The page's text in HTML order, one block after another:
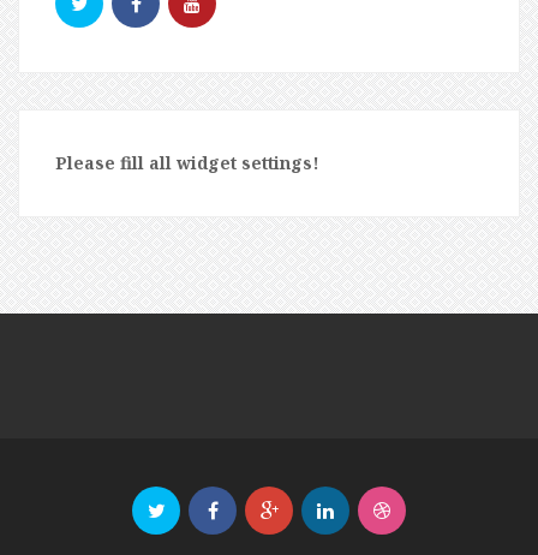
Please fill all widget settings!